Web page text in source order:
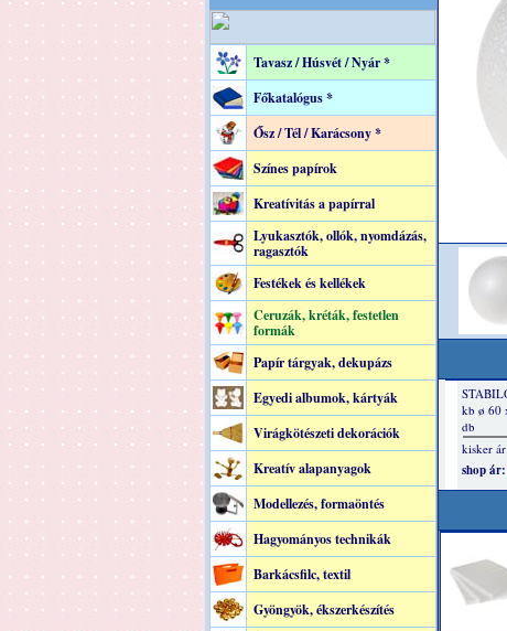
Tavasz / Húsvét / Nyár *
Főkatalógus *
Ősz / Tél / Karácsony *
Színes papírok
Kreatívitás a papírral
Lyukasztók, ollók, nyomdázás,
ragasztók
Festékek és kellékek
Ceruzák, kréták, festetlen
formák
Papír tárgyak, dekupázs
Egyedi albumok, kártyák
Virágkötészeti dekorációk
Kreatív alapanyagok
Modellezés, formaöntés
Hagyományos technikák
Barkácsfilc, textil
Gyöngyök, ékszerkészítés